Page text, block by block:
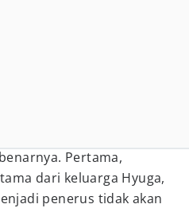
Pertama,
dari keluarga Hyuga,
penerus tidak akan